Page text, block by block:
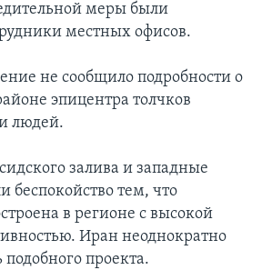
меры были
местных офисов.
не сообщило подробности о
эпицентра толчков
людей.
залива и западные
беспокойство тем, что
в регионе с высокой
Иран неоднократно
подобного проекта.